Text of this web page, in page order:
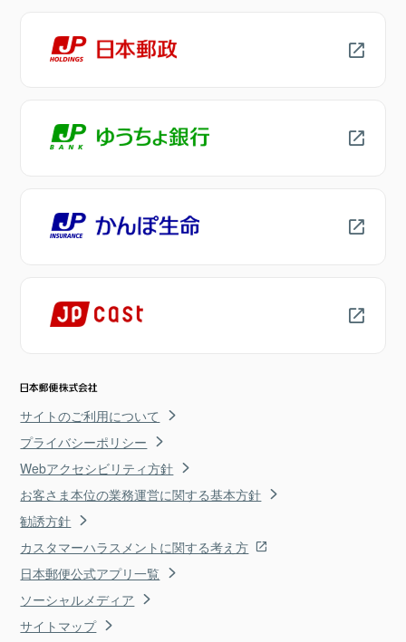
サイトのご利用について
プライバシーポリシー
Webアクセシビリティ方針
お客さま本位の業務運営に関する基本方針
勧誘方針
カスタマーハラスメントに関する考え方
日本郵便公式アプリ一覧
ソーシャルメディア
サイトマップ